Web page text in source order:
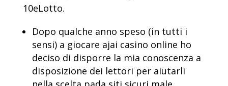
10eLotto.
Dopo qualche anno speso (in tutti i
sensi) a giocare ajai casino online ho
deciso di disporre la mia conoscenza a
disposizione dei lettori per aiutarli